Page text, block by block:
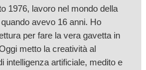
1976, lavoro nel mondo della
avevo 16 anni. Ho
per fare la vera gavetta in
metto la creatività al
intelligenza artificiale, medito e